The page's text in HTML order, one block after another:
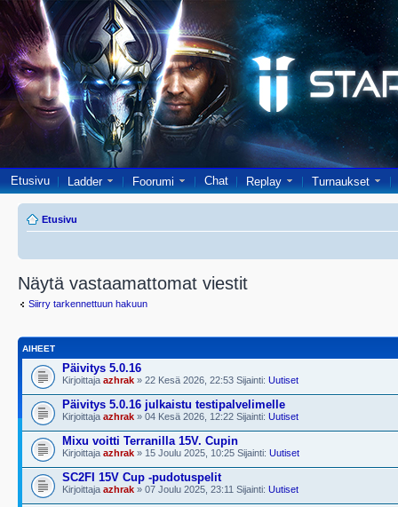
Etusivu Ladder Foorumi Chat Replay Turnaukset
Etusivu
Näytä vastaamattomat viestit
Siirry tarkennettuun hakuun
AIHEET
Päivitys 5.0.16
Kirjoittaja azhrak » 22 Kesä 2026, 22:53 Sijainti: Uutiset
Päivitys 5.0.16 julkaistu testipalvelimelle
Kirjoittaja azhrak » 04 Kesä 2026, 12:22 Sijainti: Uutiset
Mixu voitti Terranilla 15V. Cupin
Kirjoittaja azhrak » 15 Joulu 2025, 10:25 Sijainti: Uutiset
SC2FI 15V Cup -pudotuspelit
Kirjoittaja azhrak » 07 Joulu 2025, 23:11 Sijainti: Uutiset